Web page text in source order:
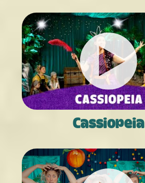
Cassiopeia